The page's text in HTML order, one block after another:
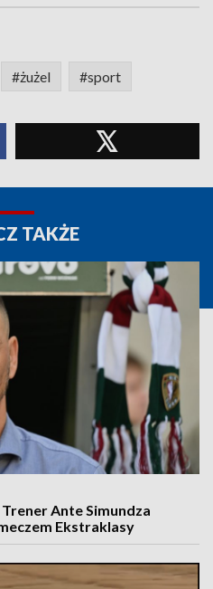
#żużel #sport
TAKŻE
Ante Simundza
Ekstraklasy